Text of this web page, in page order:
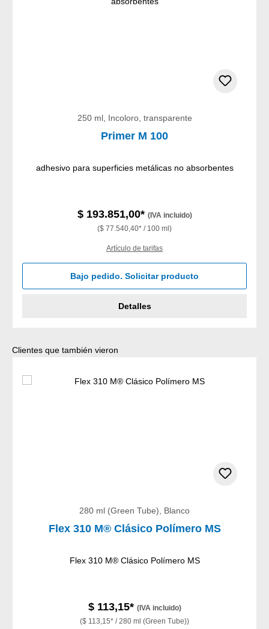
250 ml, Incoloro, transparente
Primer M 100
adhesivo para superficies metálicas no absorbentes
$ 193.851,00* (IVA incluido)
($ 77.540,40* / 100 ml)
Artículo de tarifas
Bajo pedido. Solicitar producto
Detalles
Omitir la galería de productos
Clientes que también vieron
280 ml (Green Tube), Blanco
Flex 310 M® Clásico Polímero MS
Flex 310 M® Clásico Polímero MS
$ 113,15* (IVA incluido)
($ 113,15* / 280 ml (Green Tube))